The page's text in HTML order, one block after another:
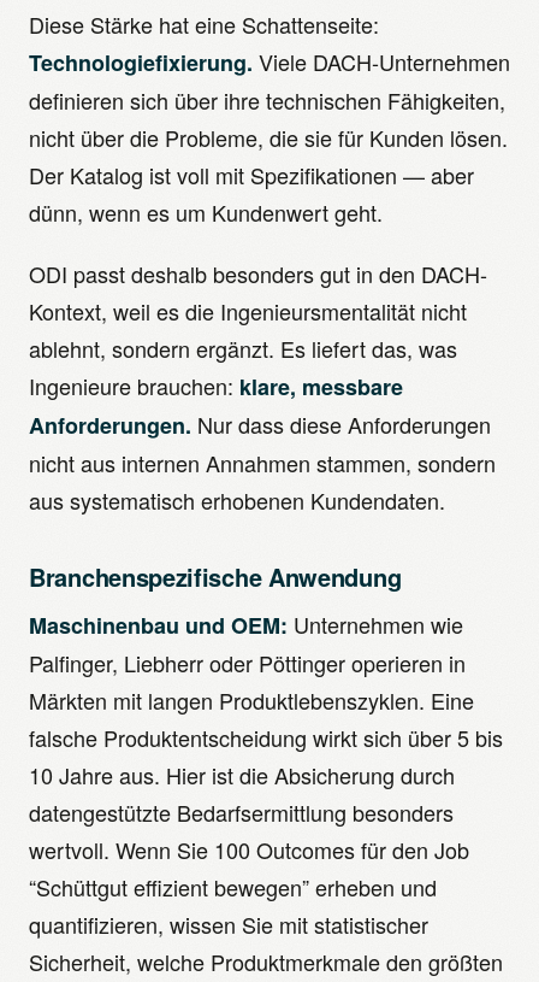
Diese Stärke hat eine Schattenseite:
Technologiefixierung. Viele DACH-Unternehmen
definieren sich über ihre technischen Fähigkeiten,
nicht über die Probleme, die sie für Kunden lösen.
Der Katalog ist voll mit Spezifikationen — aber
dünn, wenn es um Kundenwert geht.
ODI passt deshalb besonders gut in den DACH-
Kontext, weil es die Ingenieursmentalität nicht
ablehnt, sondern ergänzt. Es liefert das, was
Ingenieure brauchen: klare, messbare
Anforderungen. Nur dass diese Anforderungen
nicht aus internen Annahmen stammen, sondern
aus systematisch erhobenen Kundendaten.
Branchenspezifische Anwendung
Maschinenbau und OEM: Unternehmen wie
Palfinger, Liebherr oder Pöttinger operieren in
Märkten mit langen Produktlebenszyklen. Eine
falsche Produktentscheidung wirkt sich über 5 bis
10 Jahre aus. Hier ist die Absicherung durch
datengestützte Bedarfsermittlung besonders
wertvoll. Wenn Sie 100 Outcomes für den Job
“Schüttgut effizient bewegen” erheben und
quantifizieren, wissen Sie mit statistischer
Sicherheit, welche Produktmerkmale den größten